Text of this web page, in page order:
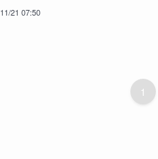
11/21 07:50
1